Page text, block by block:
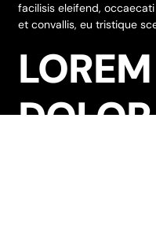
facilisis eleifend,
et convallis, eu tristique